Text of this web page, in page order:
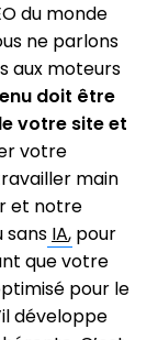
du monde
ne parlons
aux moteurs
doit être
votre site et
votre
main
et notre
sans IA, pour
que votre
pour le
développe